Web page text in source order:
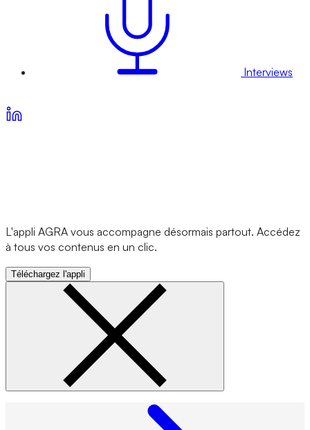
Interviews
L'appli AGRA vous accompagne désormais partout. Accédez
à tous vos contenus en un clic.
Téléchargez l'appli